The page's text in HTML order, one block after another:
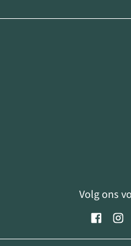
Volg ons